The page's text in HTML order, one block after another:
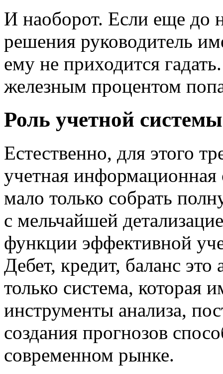
И наоборот. Если еще до
решения руководитель
ему не приходится
железным процентом
Роль учетной
Естественно, для этого
учетная
мало только собрать
с мельчайшей
функции эффективной
Дебет, кредит, баланс
только система, которая
инструменты анализа,
создания прогнозов
современном рынке.